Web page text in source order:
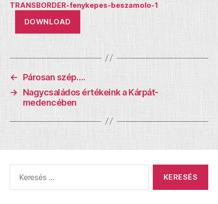
TRANSBORDER-fenykepes-beszamolo-1
DOWNLOAD
← Párosan szép….
→ Nagycsaládos értékeink a Kárpát-
medencében